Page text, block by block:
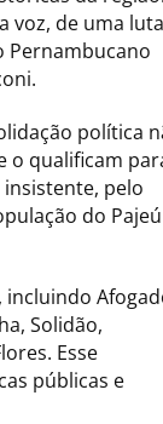
voz, de uma luta
Pernambucano
política
o qualificam
pelo
do Pajeú
Solidão,
Esse
públicas e